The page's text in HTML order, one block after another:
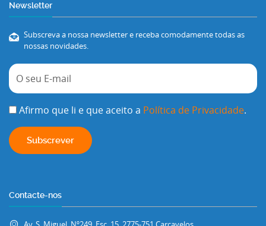
Newsletter
Subscreva a nossa newsletter e receba comodamente todas as
nossas novidades.
Afirmo que li e que aceito a Política de Privacidade.
Contacte-nos